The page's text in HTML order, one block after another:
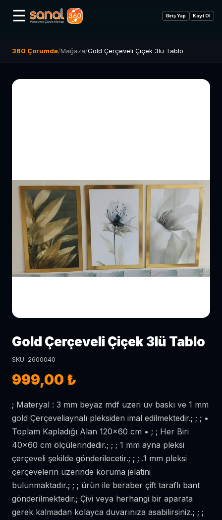
☰ Giriş Yap Kayıt Ol
360 Çorumda/Mağaza/Gold Çerçeveli Çiçek 3lü Tablo
Gold Çerçeveli Çiçek 3lü Tablo
SKU: 2600040
999,00 ₺
; Materyal : 3 mm beyaz mdf uzeri uv baskı ve 1 mm
gold Çerçeveliaynalı pleksiden imal edilmektedir.; ; ; •
Toplam Kapladığı Alan 120x60 cm • ; ; Her Biri
40x60 cm ölçülerindedir.; ; ; 1 mm ayna pleksi
çerçeveli şekilde gönderilecetir.; ; ; .1 mm pleksi
çerçevelerin üzerinde koruma jelatini
bulunmaktadır.; ; ; ürün ile beraber çift taraflı bant
gönderilmektedir.; Çivi veya herhangi bir aparata
gerek kalmadan kolayca duvarınıza asabilirsiniz.; ; ;